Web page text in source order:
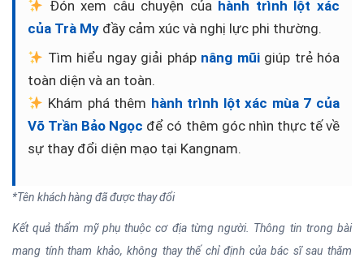
Đón xem câu chuyện của hành trình lột xác
của Trà My đầy cảm xúc và nghị lực phi thường.
Tìm hiểu ngay giải pháp nâng mũigiúp trẻ hóa
toàn diện và an toàn.
Khám phá thêm hành trình lột xác mùa 7 của
Võ Trần Bảo Ngọc để có thêm góc nhìn thực tế về
sự thay đổi diện mạo tại Kangnam.
*Tên khách hàng đã được thay đổi
Kết quả thẩm mỹ phụ thuộc cơ địa từng người. Thông tin trong bài
mang tính tham khảo, không thay thế chỉ định của bác sĩ sau thăm